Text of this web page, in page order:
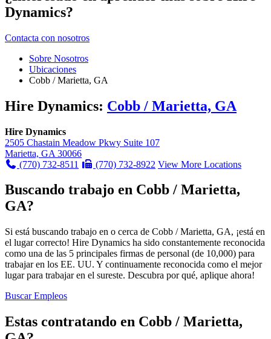
Dynamics?
Contacta con nosotros
Sobre Nosotros
Ubicaciones
Cobb / Marietta, GA
Hire Dynamics: Cobb / Marietta, GA
Hire Dynamics
2505 Chastain Meadow Pkwy Suite 107
Marietta, GA 30066
(770) 732-8511
(770) 732-8922 View More Locations
Buscando trabajo en Cobb / Marietta,
GA?
Si está buscando trabajo en o cerca de Cobb / Marietta, GA, ¡está en
el lugar correcto! Hire Dynamics ha sido constantemente reconocida
como una de las 5 principales firmas de personal (de 10,000) para
trabajar en los EE. UU. Y continuamente reconocida como el mejor
lugar para trabajar en el sureste. Descubra por qué, aplique ahora!
Buscar Empleos
Estas contratando en Cobb / Marietta,